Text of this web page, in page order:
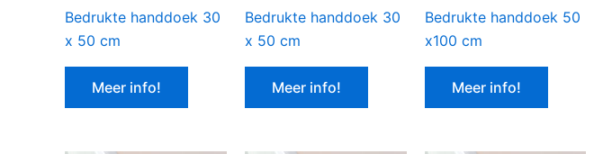
Bedrukte handdoek 30
x 50 cm
Meer info!
Bedrukte handdoek 30
x 50 cm
Meer info!
Bedrukte handdoek 50
x100 cm
Meer info!